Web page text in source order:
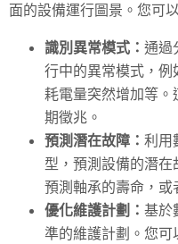
面的設備運行圖景。您可
識別異常模式： 通過
行中的異常模式，例
耗電量突然增加等
期徵兆。
預測潛在故障： 利用
型，預測設備的潛
預測軸承的壽命，或
優化維護計劃： 基於
準的維護計劃。您